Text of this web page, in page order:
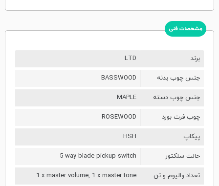
مشخصات فنی
برند LTD
جنس چوب بدنه BASSWOOD
جنس چوب دسته MAPLE
چوب فرت بورد ROSEWOOD
پیکاپ HSH
حالت سلکتور 5-way blade pickup switch
تعداد والیوم و تن 1 x master volume, 1 x master tone